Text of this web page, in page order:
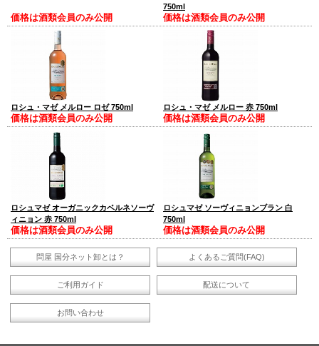
価格は酒類会員のみ公開
750ml
価格は酒類会員のみ公開
ロシュ・マゼ メルロー ロゼ 750ml
価格は酒類会員のみ公開
ロシュ・マゼ メルロー 赤 750ml
価格は酒類会員のみ公開
ロシュマゼ オーガニックカベルネソーヴ
ィニョン 赤 750ml
価格は酒類会員のみ公開
ロシュマゼ ソーヴィニョンブラン 白
750ml
価格は酒類会員のみ公開
問屋 国分ネット卸とは？ よくあるご質問(FAQ)
ご利用ガイド 配送について
お問い合わせ